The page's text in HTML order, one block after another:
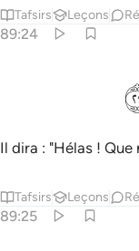
Tafsirs Leçons
89:24
Il dira : "Hélas !
Tafsirs Leçons
89:25